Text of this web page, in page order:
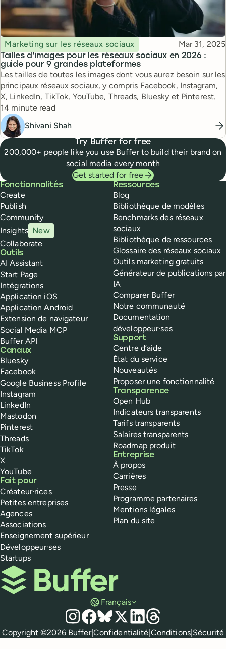
Tailles d’images pour les réseaux sociaux en 2026 :
guide pour 9 grandes plateformes
Topic
Marketing sur les réseaux sociaux Published
Mar 31, 2025
Les tailles de toutes les images dont vous aurez besoin sur les
principaux réseaux sociaux, y compris Facebook, Instagram,
X, LinkedIn, TikTok, YouTube, Threads, Bluesky et Pinterest.
Reading time
14 minute read
Shivani Shah
Try Buffer for free
200,000+ people like you use Buffer to build their brand on
social media every month
Get started for free
Buffer
Fonctionnalités
Create
Publish
Community
Insights New
Collaborate
Outils
AI Assistant
Start Page
Intégrations
Application iOS
Application Android
Extension de navigateur
Social Media MCP
Buffer API
Canaux
Bluesky
Facebook
Google Business Profile
Instagram
LinkedIn
Mastodon
Pinterest
Threads
TikTok
X
YouTube
Fait pour
Créateur·rices
Petites entreprises
Agences
Associations
Enseignement supérieur
Développeur·ses
Startups
Ressources
Blog
Bibliothèque de modèles
Benchmarks des réseaux
sociaux
Bibliothèque de ressources
Glossaire des réseaux sociaux
Outils marketing gratuits
Générateur de publications par
IA
Comparer Buffer
Notre communauté
Documentation
développeur·ses
Support
Centre d’aide
État du service
Nouveautés
Proposer une fonctionnalité
Transparence
Open Hub
Indicateurs transparents
Tarifs transparents
Salaires transparents
Roadmap produit
Entreprise
À propos
Carrières
Presse
Programme partenaires
Mentions légales
Plan du site
Buffer
Français
Réseaux sociaux
Instagram
Facebook
Bluesky
X LinkedIn
Threads
Mentions légales
Copyright ©2026Buffer|Confidentialité|Conditions|Sécurité